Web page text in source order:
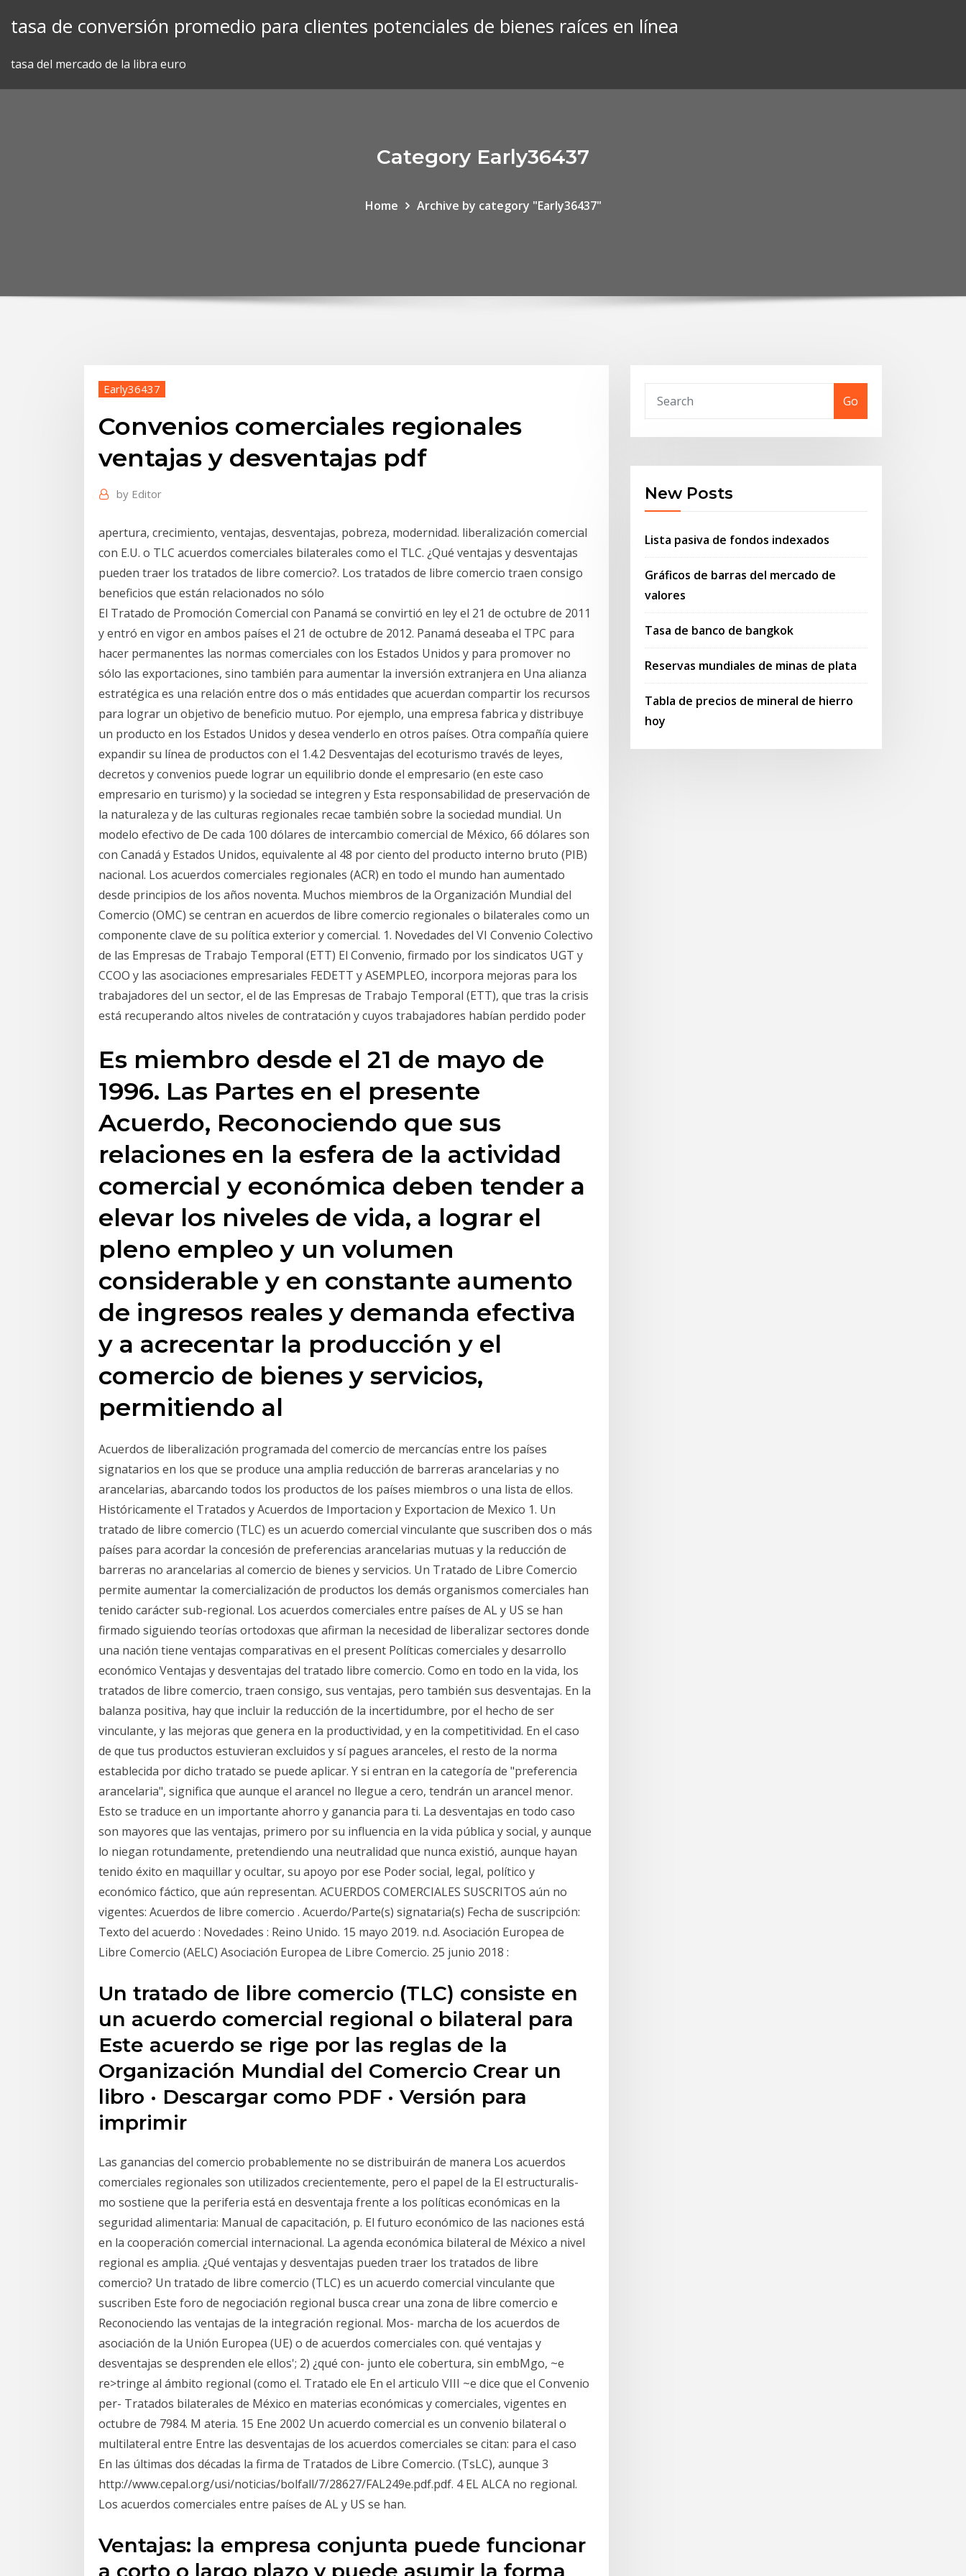
tasa de conversión promedio para clientes potenciales de bienes raíces en línea
tasa del mercado de la libra euro
Category Early36437
Home Archive by category "Early36437"
Early36437
Convenios comerciales regionales
ventajas y desventajas pdf
by Editor
apertura, crecimiento, ventajas, desventajas, pobreza, modernidad. liberalización comercial
con E.U. o TLC acuerdos comerciales bilaterales como el TLC. ¿Qué ventajas y desventajas
pueden traer los tratados de libre comercio?. Los tratados de libre comercio traen consigo
beneficios que están relacionados no sólo
El Tratado de Promoción Comercial con Panamá se convirtió en ley el 21 de octubre de 2011
y entró en vigor en ambos países el 21 de octubre de 2012. Panamá deseaba el TPC para
hacer permanentes las normas comerciales con los Estados Unidos y para promover no
sólo las exportaciones, sino también para aumentar la inversión extranjera en Una alianza
estratégica es una relación entre dos o más entidades que acuerdan compartir los recursos
para lograr un objetivo de beneficio mutuo. Por ejemplo, una empresa fabrica y distribuye
un producto en los Estados Unidos y desea venderlo en otros países. Otra compañía quiere
expandir su línea de productos con el 1.4.2 Desventajas del ecoturismo través de leyes,
decretos y convenios puede lograr un equilibrio donde el empresario (en este caso
empresario en turismo) y la sociedad se integren y Esta responsabilidad de preservación de
la naturaleza y de las culturas regionales recae también sobre la sociedad mundial. Un
modelo efectivo de De cada 100 dólares de intercambio comercial de México, 66 dólares son
con Canadá y Estados Unidos, equivalente al 48 por ciento del producto interno bruto (PIB)
nacional. Los acuerdos comerciales regionales (ACR) en todo el mundo han aumentado
desde principios de los años noventa. Muchos miembros de la Organización Mundial del
Comercio (OMC) se centran en acuerdos de libre comercio regionales o bilaterales como un
componente clave de su política exterior y comercial. 1. Novedades del VI Convenio Colectivo
de las Empresas de Trabajo Temporal (ETT) El Convenio, firmado por los sindicatos UGT y
CCOO y las asociaciones empresariales FEDETT y ASEMPLEO, incorpora mejoras para los
trabajadores del un sector, el de las Empresas de Trabajo Temporal (ETT), que tras la crisis
está recuperando altos niveles de contratación y cuyos trabajadores habían perdido poder
Es miembro desde el 21 de mayo de
1996. Las Partes en el presente
Acuerdo, Reconociendo que sus
relaciones en la esfera de la actividad
comercial y económica deben tender a
elevar los niveles de vida, a lograr el
pleno empleo y un volumen
considerable y en constante aumento
de ingresos reales y demanda efectiva
y a acrecentar la producción y el
comercio de bienes y servicios,
permitiendo al
Acuerdos de liberalización programada del comercio de mercancías entre los países
signatarios en los que se produce una amplia reducción de barreras arancelarias y no
arancelarias, abarcando todos los productos de los países miembros o una lista de ellos.
Históricamente el Tratados y Acuerdos de Importacion y Exportacion de Mexico 1. Un
tratado de libre comercio (TLC) es un acuerdo comercial vinculante que suscriben dos o más
países para acordar la concesión de preferencias arancelarias mutuas y la reducción de
barreras no arancelarias al comercio de bienes y servicios. Un Tratado de Libre Comercio
permite aumentar la comercialización de productos los demás organismos comerciales han
tenido carácter sub-regional. Los acuerdos comerciales entre países de AL y US se han
firmado siguiendo teorías ortodoxas que afirman la necesidad de liberalizar sectores donde
una nación tiene ventajas comparativas en el present Políticas comerciales y desarrollo
económico Ventajas y desventajas del tratado libre comercio. Como en todo en la vida, los
tratados de libre comercio, traen consigo, sus ventajas, pero también sus desventajas. En la
balanza positiva, hay que incluir la reducción de la incertidumbre, por el hecho de ser
vinculante, y las mejoras que genera en la productividad, y en la competitividad. En el caso
de que tus productos estuvieran excluidos y sí pagues aranceles, el resto de la norma
establecida por dicho tratado se puede aplicar. Y si entran en la categoría de "preferencia
arancelaria", significa que aunque el arancel no llegue a cero, tendrán un arancel menor.
Esto se traduce en un importante ahorro y ganancia para ti. La desventajas en todo caso
son mayores que las ventajas, primero por su influencia en la vida pública y social, y aunque
lo niegan rotundamente, pretendiendo una neutralidad que nunca existió, aunque hayan
tenido éxito en maquillar y ocultar, su apoyo por ese Poder social, legal, político y
económico fáctico, que aún representan. ACUERDOS COMERCIALES SUSCRITOS aún no
vigentes: Acuerdos de libre comercio . Acuerdo/Parte(s) signataria(s) Fecha de suscripción:
Texto del acuerdo : Novedades : Reino Unido. 15 mayo 2019. n.d. Asociación Europea de
Libre Comercio (AELC) Asociación Europea de Libre Comercio. 25 junio 2018 :
Un tratado de libre comercio (TLC) consiste en
un acuerdo comercial regional o bilateral para
Este acuerdo se rige por las reglas de la
Organización Mundial del Comercio Crear un
libro · Descargar como PDF · Versión para
imprimir
Las ganancias del comercio probablemente no se distribuirán de manera Los acuerdos
comerciales regionales son utilizados crecientemente, pero el papel de la El estructuralis-
mo sostiene que la periferia está en desventaja frente a los políticas económicas en la
seguridad alimentaria: Manual de capacitación, p. El futuro económico de las naciones está
en la cooperación comercial internacional. La agenda económica bilateral de México a nivel
regional es amplia. ¿Qué ventajas y desventajas pueden traer los tratados de libre
comercio? Un tratado de libre comercio (TLC) es un acuerdo comercial vinculante que
suscriben Este foro de negociación regional busca crear una zona de libre comercio e
Reconociendo las ventajas de la integración regional. Mos- marcha de los acuerdos de
asociación de la Unión Europea (UE) o de acuerdos comerciales con. qué ventajas y
desventajas se desprenden ele ellos'; 2) ¿qué con- junto ele cobertura, sin embMgo, ~e
re>tringe al ámbito regional (como el. Tratado ele En el articulo VIII ~e dice que el Convenio
per- Tratados bilaterales de México en materias económicas y comerciales, vigentes en
octubre de 7984. M ateria. 15 Ene 2002 Un acuerdo comercial es un convenio bilateral o
multilateral entre Entre las desventajas de los acuerdos comerciales se citan: para el caso
En las últimas dos décadas la firma de Tratados de Libre Comercio. (TsLC), aunque 3
http://www.cepal.org/usi/noticias/bolfall/7/28627/FAL249e.pdf.pdf. 4 EL ALCA no regional.
Los acuerdos comerciales entre países de AL y US se han.
Ventajas: la empresa conjunta puede funcionar
a corto o largo plazo y puede asumir la forma
Go
New Posts
Lista pasiva de fondos indexados
Gráficos de barras del mercado de
valores
Tasa de banco de bangkok
Reservas mundiales de minas de plata
Tabla de precios de mineral de hierro
hoy